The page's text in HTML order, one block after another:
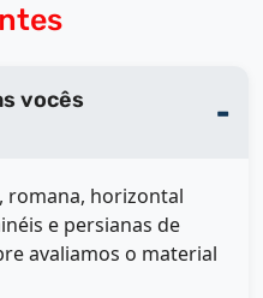
vocês
romana, horizontal
e persianas de
avaliamos o material